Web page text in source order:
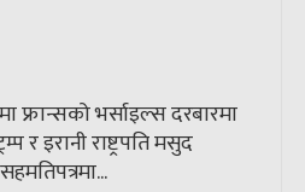
फ्रान्सको भर्साइल्स दरबारमा
र इरानी राष्ट्रपति मसुद